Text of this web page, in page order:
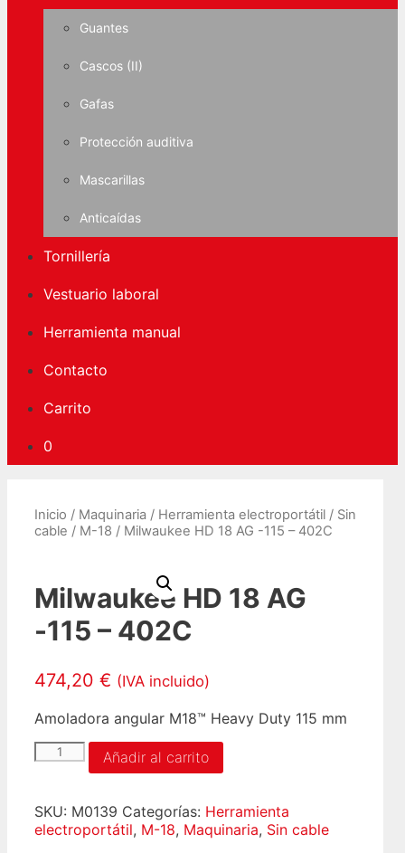
Guantes
Cascos (II)
Gafas
Protección auditiva
Mascarillas
Anticaídas
Tornillería
Vestuario laboral
Herramienta manual
Contacto
Carrito
0
Inicio / Maquinaria / Herramienta electroportátil / Sin
cable / M-18 / Milwaukee HD 18 AG -115 – 402C
Milwaukee HD 18 AG
-115 – 402C
474,20 € (IVA incluido)
Amoladora angular M18™ Heavy Duty 115 mm
Milwaukee
HD
AG
-115
-
Añadir al carrito
SKU: M0139 Categorías: Herramienta
electroportátil, M-18, Maquinaria, Sin cable